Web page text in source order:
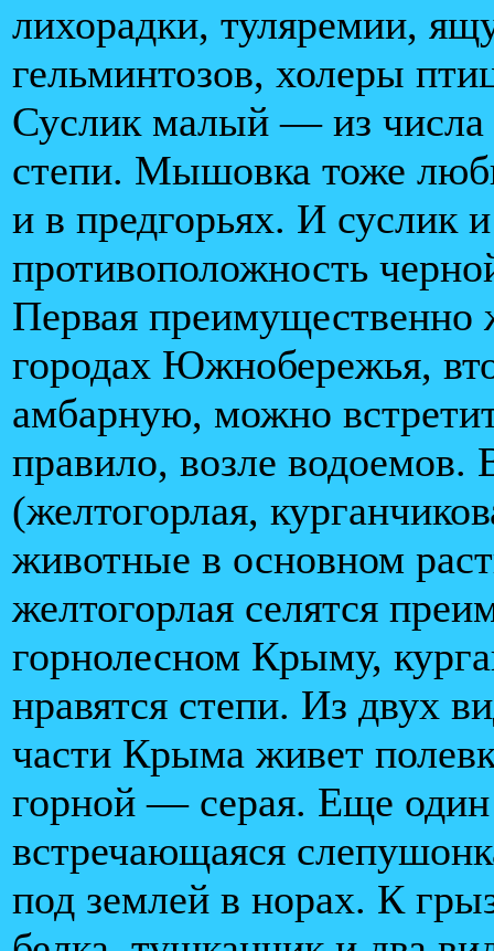
лихорадки, туляремии,
гельминтозов, холеры
Суслик малый — из числа
степи. Мышовка тоже
и в предгорьях. И суслик
противоположность
Первая преимущественно
городах Южнобережья,
амбарную, можно
правило, возле
(желтогорлая,
животные в основном
желтогорлая селятся
горнолесном Крыму,
нравятся степи. Из двух
части Крыма живет
горной — серая. Еще один
встречающаяся
под землей в норах. К